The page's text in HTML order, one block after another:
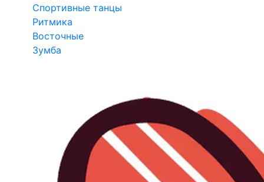
Спортивные танцы
Ритмика
Восточные
Зумба